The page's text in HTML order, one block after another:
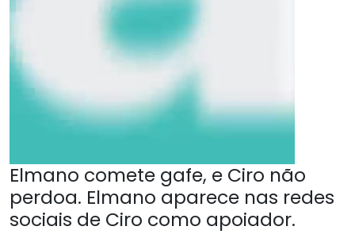
Elmano comete gafe, e Ciro não
perdoa. Elmano aparece nas redes
sociais de Ciro como apoiador.